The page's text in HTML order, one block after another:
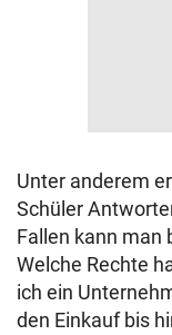
Unter anderem
Schüler
Fallen kann man
Welche Rechte
ich ein
den Einkauf bis